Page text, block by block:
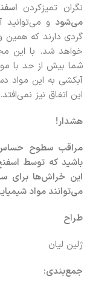
نگران تمیزکردن
می‌شود و می‌توانید
گردی دارند که همین
خواهد شد. با این
شما بیش از حد با
آبکشی به این
این اتفاق نیز نمی‌افتد.
هشدار!
مراقب سطوح حساس
باشید که توسط
این خراش‌ها برای
می‌توانند مواد
طراح
ژلین لیان
جمع‌بندی: